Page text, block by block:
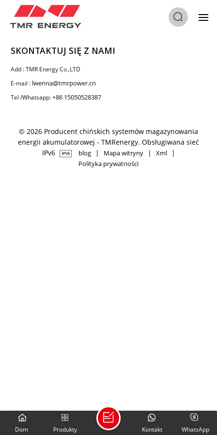
SKONTAKTUJ SIĘ Z NAMI
Add : TMR Energy Co.,LTD
E-mail : lwenna@tmrpower.cn
Tel /Whatsapp:+86 15050528387
© 2026 Producent chińskich systemów magazynowania
energii akumulatorowej - TMRenergy. Obsługiwana sieć
IPv6
blog | Mapa witryny | Xml |
Polityka prywatności
Dom Produkty WhatsApp
Kontakt